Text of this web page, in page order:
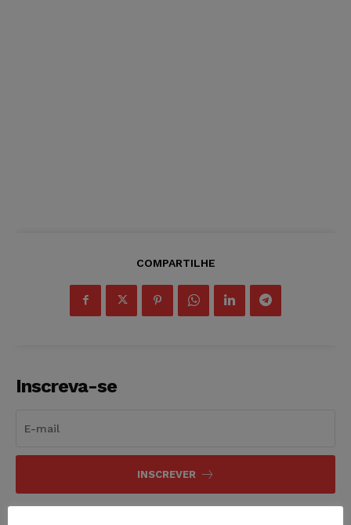
COMPARTILHE
Inscreva-se
INSCREVER